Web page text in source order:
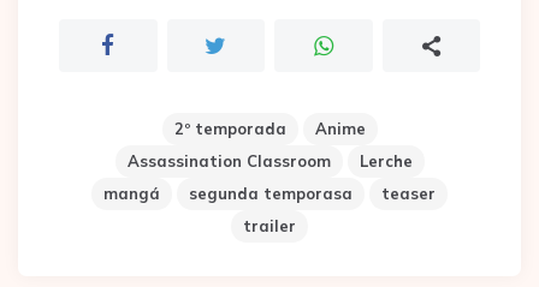
2º temporada
Anime
Assassination Classroom
Lerche
mangá
segunda temporasa
teaser
trailer